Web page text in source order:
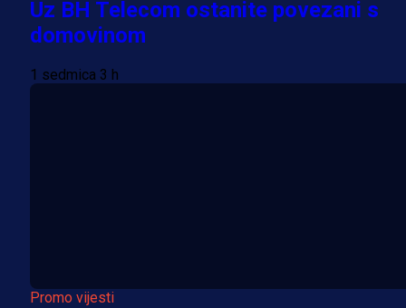
Uz BH Telecom ostanite povezani s
domovinom
1 sedmica 3 h
Promo vijesti